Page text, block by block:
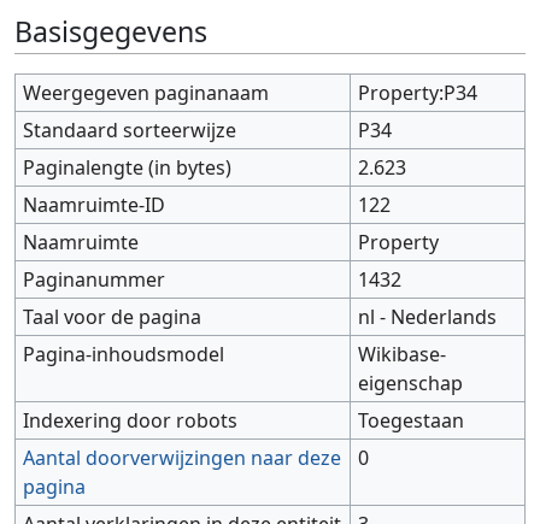
Ga naar:
Basisgegevens
Weergegeven paginanaam
Property:P34
Standaard sorteerwijze
P34
Paginalengte (in bytes)
2.623
Naamruimte-ID
122
Naamruimte
Property
Paginanummer
1432
Taal voor de pagina
nl - Nederlands
Pagina-inhoudsmodel
Wikibase-
eigenschap
Indexering door robots
Toegestaan
Aantal doorverwijzingen naar deze
pagina
0